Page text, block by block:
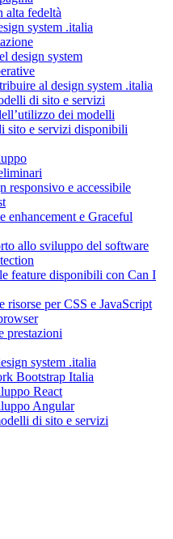
alta fedeltà
system .italia
design system
al design system .italia
di sito e servizi
dei modelli
sito e servizi disponibili
responsivo e accessibile
enhancement e Graceful
allo sviluppo del software
feature disponibili con Can I
risorse per CSS e JavaScript
prestazioni
system .italia
Bootstrap Italia
React
Angular
di sito e servizi